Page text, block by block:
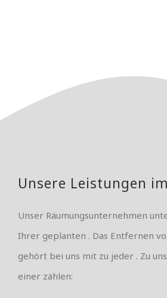
Unsere Leistungen
Unser Räumungsunternehmen
Ihrer geplanten . Das Entfernen
gehört bei uns mit zu jeder . Zu
einer zählen: